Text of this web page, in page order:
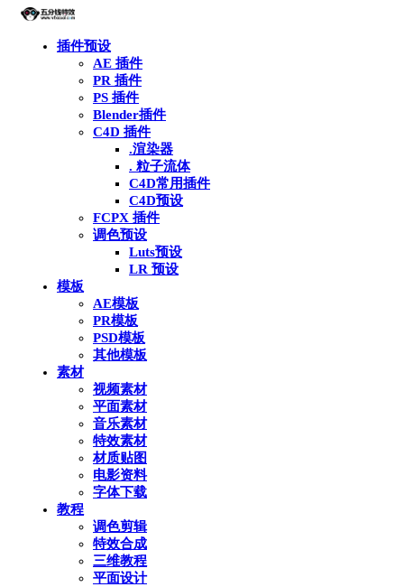
插件预设
AE 插件
PR 插件
PS 插件
Blender插件
C4D 插件
.渲染器
. 粒子流体
C4D常用插件
C4D预设
FCPX 插件
调色预设
Luts预设
LR 预设
模板
AE模板
PR模板
PSD模板
其他模板
素材
视频素材
平面素材
音乐素材
特效素材
材质贴图
电影资料
字体下载
教程
调色剪辑
特效合成
三维教程
平面设计